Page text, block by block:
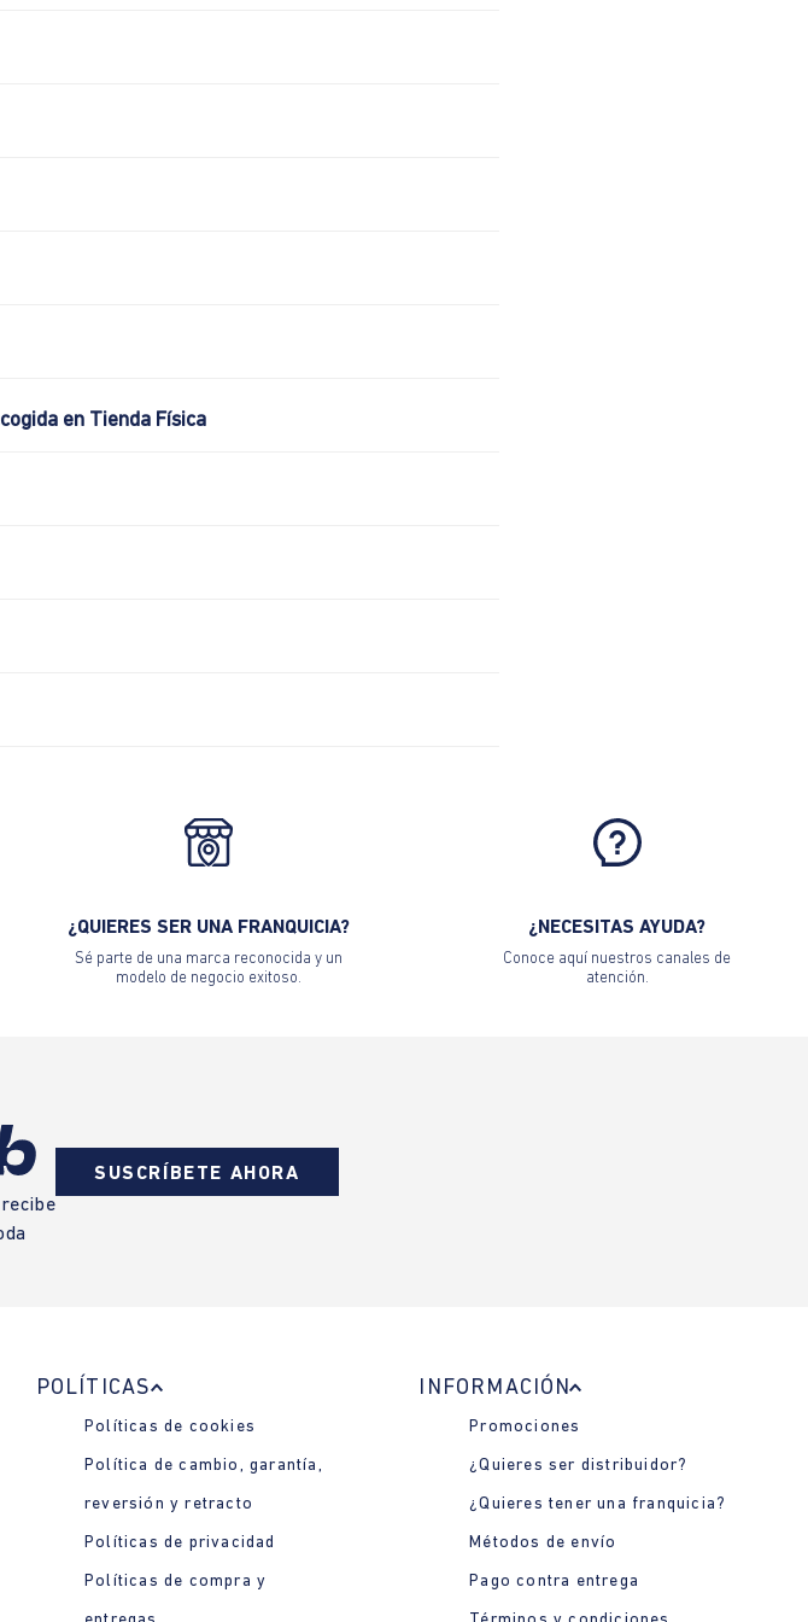
en Tienda Física
¿QUIERES SER UNA FRANQUICIA?
Sé parte de una marca reconocida y un
modelo de negocio exitoso.
¿NECESITAS AYUDA?
Conoce aquí nuestros canales de
atención.
SUSCRÍBETE AHORA
POLÍTICAS
Políticas de cookies
Política de cambio, garantía,
reversión y retracto
Políticas de privacidad
Políticas de compra y
INFORMACIÓN
Promociones
¿Quieres ser distribuidor?
¿Quieres tener una franquicia?
Métodos de envío
Pago contra entrega